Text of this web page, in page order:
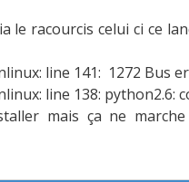
le racourcis celui ci ce
line 141: 1272
line 138: python2.6:
mais ça ne